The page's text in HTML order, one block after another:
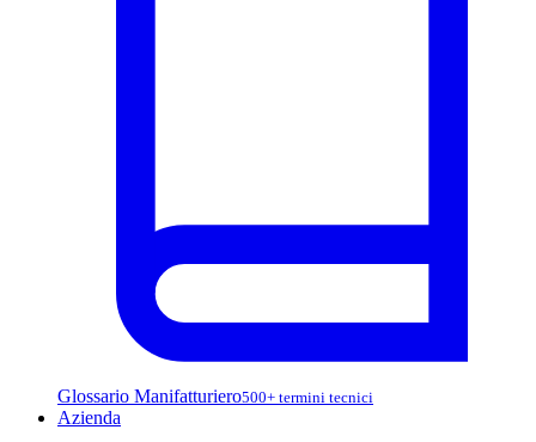
Glossario Manifatturiero500+ termini tecnici
Azienda